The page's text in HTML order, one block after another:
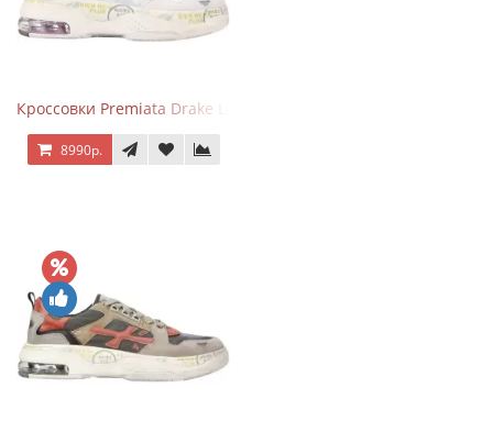
Кроссовки Premiata Drake Light Beige Silver
8990р.